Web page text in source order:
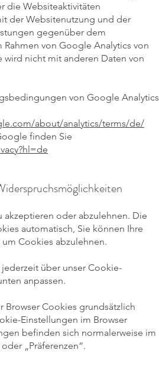
die Websiteaktivitäten
der Websitenutzung und der
gegenüber dem
von Google Analytics von
wird nicht mit anderen Daten von
von Google Analytics
about/analytics/terms/de/
finden Sie
oder abzulehnen. Die
automatisch, Sie können Ihre
Cookies abzulehnen.
über unser Cookie-
anpassen.
Browser Cookies grundsätzlich
Einstellungen im Browser
befinden sich normalerweise im
„Präferenzen“.